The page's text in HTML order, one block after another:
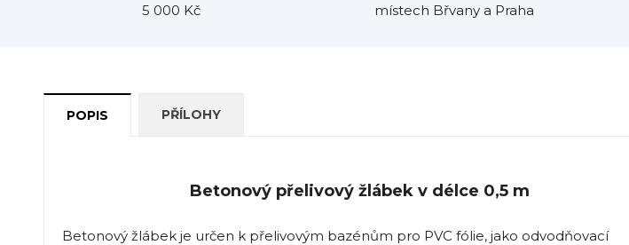
5 000 Kč
místech Břvany a Praha
POPIS PŘÍLOHY
Betonový přelivový žlábek v délce 0,5 m
Betonový žlábek je určen k přelivovým bazénům pro PVC fólie, jako odvodňovací